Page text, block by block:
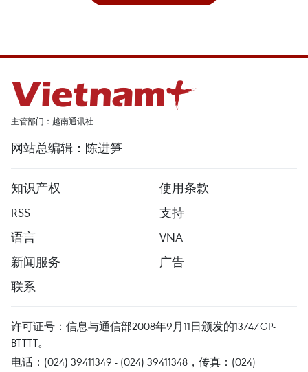
主管部门：越南通讯社
网站总编辑：陈进笋
知识产权
使用条款
RSS
支持
语言
VNA
新闻服务
广告
联系
许可证号：信息与通信部2008年9月11日颁发的1374/GP-
BTTTT。
电话：(024) 39411349 - (024) 39411348，传真：(024)